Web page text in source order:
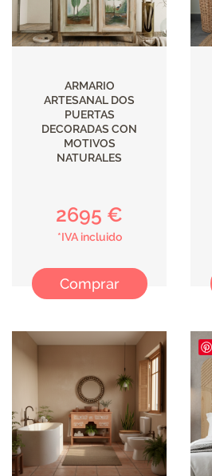
ARMARIO
ARTESANAL DOS
PUERTAS
DECORADAS CON
MOTIVOS
NATURALES
2695 €
*IVA incluido
Comprar